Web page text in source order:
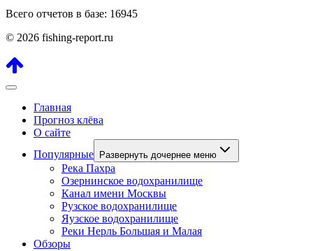
Всего отчетов в базе: 16945
© 2026 fishing-report.ru
Главная
Прогноз клёва
О сайте
Популярные
Развернуть дочернее меню
Река Пахра
Озернинское водохранилище
Канал имени Москвы
Рузское водохранилище
Яузское водохранилище
Реки Нерль Большая и Малая
Обзоры